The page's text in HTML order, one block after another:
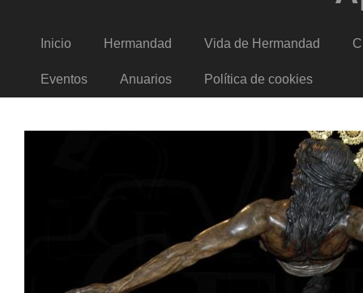
Inicio Hermandad Vida de Hermandad
Eventos Anuarios Política de cookies